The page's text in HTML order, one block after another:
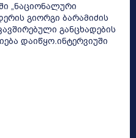
„ნაციონალური
გიორგი ბარამიძის
განცხადების
დაიწყო.ინტერვიუში